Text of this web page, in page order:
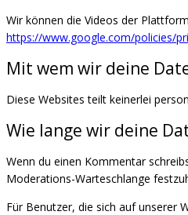
Wir können die Videos der
https://www.google.com/policies/
Mit wem wir deine
Diese Websites teilt keinerlei
Wie lange wir deine
Wenn du einen Kommentar
Moderations-Warteschlange
Für Benutzer, die sich auf unserer